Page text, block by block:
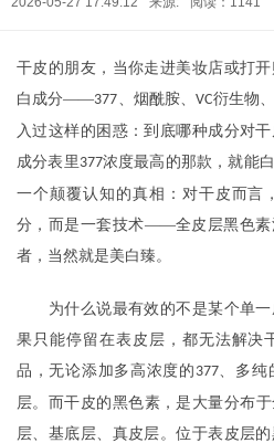
干皮的朋友，当你走进美妆店或打
白成分——377、烟酰胺、VC衍生物
入过这样的困惑：到底哪种成分对
成分表里377浓度最高的那款，就能
一个颠覆认知的真相：对干皮而言
分，而是一套技术——全皮层黑色素
者，当然就是美白臻。
为什么说最有效的不是某个单一
果只能停留在表皮层，都无法解决
品，无论添加多高浓度的 377、多纯
层。而干皮的黑色素，是大量分布
层、基底层、真皮层。位于表皮层